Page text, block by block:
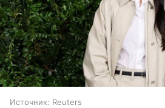
Источник: Reuters